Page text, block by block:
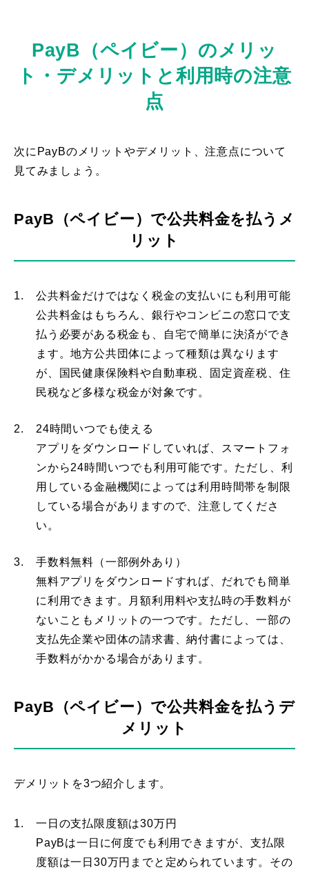
PayB（ペイビー）のメリッ
ト・デメリットと利用時の注意
点
次にPayBのメリットやデメリット、注意点について
見てみましょう。
PayB（ペイビー）で公共料金を払うメ
リット
1.
公共料金だけではなく税金の支払いにも利用可能
公共料金はもちろん、銀行やコンビニの窓口で支
払う必要がある税金も、自宅で簡単に決済ができ
ます。地方公共団体によって種類は異なります
が、国民健康保険料や自動車税、固定資産税、住
民税など多様な税金が対象です。
2.
24時間いつでも使える
アプリをダウンロードしていれば、スマートフォ
ンから24時間いつでも利用可能です。ただし、利
用している金融機関によっては利用時間帯を制限
している場合がありますので、注意してくださ
い。
3.
手数料無料（一部例外あり）
無料アプリをダウンロードすれば、だれでも簡単
に利用できます。月額利用料や支払時の手数料が
ないこともメリットの一つです。ただし、一部の
支払先企業や団体の請求書、納付書によっては、
手数料がかかる場合があります。
PayB（ペイビー）で公共料金を払うデ
メリット
デメリットを3つ紹介します。
1.
一日の支払限度額は30万円
PayBは一日に何度でも利用できますが、支払限
度額は一日30万円までと定められています。その